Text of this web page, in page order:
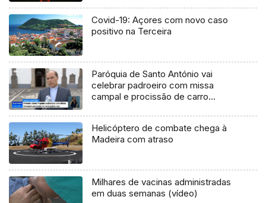
Covid-19: Açores com novo caso
positivo na Terceira
Paróquia de Santo António vai
celebrar padroeiro com missa
campal e procissão de carro
Helicóptero de combate chega à
Madeira com atraso
Milhares de vacinas administradas
em duas semanas (vídeo)